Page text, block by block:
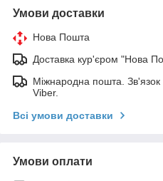
Умови доставки
Нова Пошта
Доставка кур'єром "Нова
Міжнародна пошта.
Viber.
Всі умови доставки
Умови оплати